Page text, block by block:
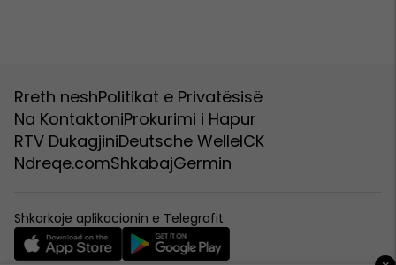
Rreth neshPolitikat e Privatësisë
Na KontaktoniProkurimi i Hapur
RTV DukagjiniDeutsche WelleICK
Ndreqe.comShkabajGermin
Shkarkoje aplikacionin e Telegrafit